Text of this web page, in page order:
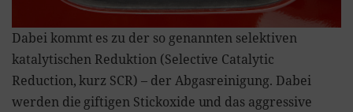
Dabei kommt es zu der so genannten selektiven
katalytischen Reduktion (Selective Catalytic
Reduction, kurz SCR) – der Abgasreinigung. Dabei
werden die giftigen Stickoxide und das aggressive